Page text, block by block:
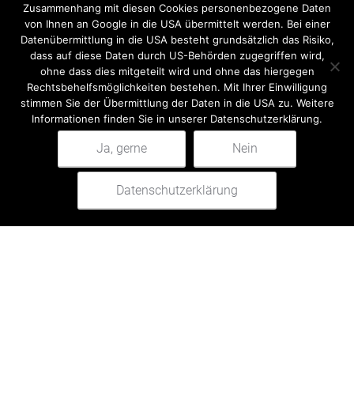
quantity
Description
Description
ADVANTAGES:
+ Motors and manual control units upgraded to IP 55
0
Zusammenhang mit diesen Cookies personenbezogene Daten
von Ihnen an Google in die USA übermittelt werden. Bei einer
Datenübermittlung in die USA besteht grundsätzlich das Risiko,
dass auf diese Daten durch US-Behörden zugegriffen wird,
ohne dass dies mitgeteilt wird und ohne das hiergegen
Rechtsbehelfsmöglichkeiten bestehen. Mit Ihrer Einwilligung
stimmen Sie der Übermittlung der Daten in die USA zu. Weitere
Informationen finden Sie in unserer Datenschutzerklärung.
Ja, gerne Nein
Datenschutzerklärung